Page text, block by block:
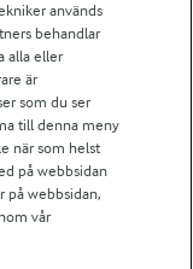
används
behandlar
alla eller
är
som du ser
till denna meny
när som helst
på webbsidan
på webbsidan,
vår